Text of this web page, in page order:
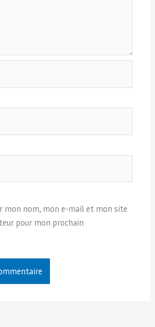
mon nom, mon e-mail et mon site
pour mon prochain